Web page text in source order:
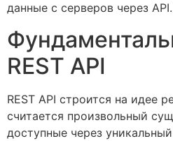
данные с серверов через API.
REST API
REST API строится на идее
считается произвольный
доступные через